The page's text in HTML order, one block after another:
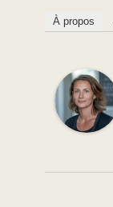
À propos